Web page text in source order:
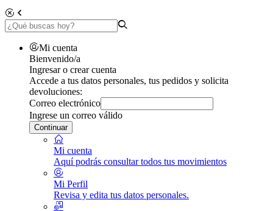
Mi cuenta
Bienvenido/a
Ingresar o crear cuenta
Accede a tus datos personales, tus pedidos y solicita
devoluciones:
Correo electrónico
Ingrese un correo válido
Continuar
Mi cuenta
Aquí podrás consultar todos tus movimientos
Mi Perfil
Revisa y edita tus datos personales.